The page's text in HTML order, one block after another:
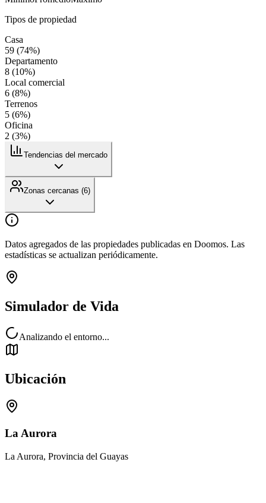
Tipos de propiedad
Casa
59 (74%)
Departamento
8 (10%)
Local comercial
6 (8%)
Terrenos
5 (6%)
Oficina
2 (3%)
Tendencias del mercado
Zonas cercanas (6)
Datos agregados de las propiedades publicadas en Doomos. Las
estadísticas se actualizan periódicamente.
Simulador de Vida
Analizando el entorno...
Ubicación
La Aurora
La Aurora, Provincia del Guayas